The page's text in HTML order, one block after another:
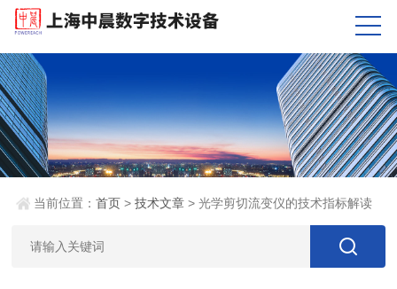
当前位置：首页 >技术文章 > 光学剪切流变仪的技术指标解读